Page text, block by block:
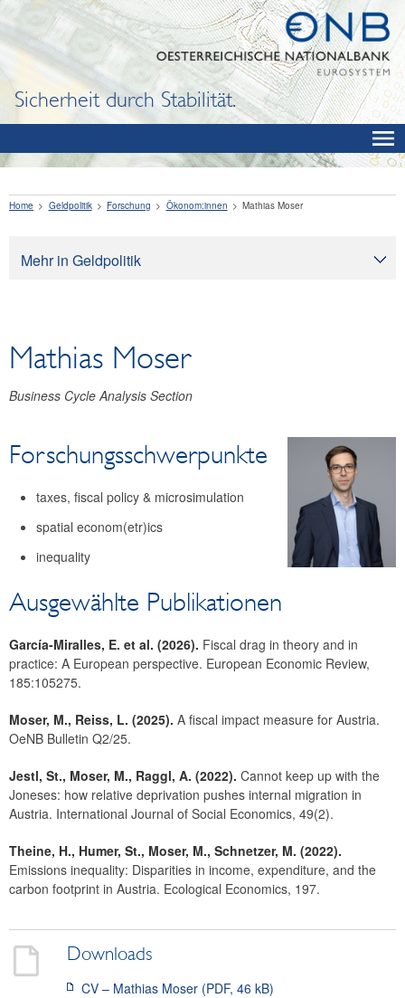
Sicherheit durch Stabilität.
Mehr in Geldpolitik
Wirkung der Geldpolitik
Konjunktur
Ökonom:innen
Schwerpunkt Zentral-, Ost- und Südosteuropa (CESEE)
Schwerpunkt Globalisierung
Home Geldpolitik Forschung Ökonom:innen Mathias Moser
Mathias Moser
Business Cycle Analysis Section
Forschungsschwerpunkte
taxes, fiscal policy & microsimulation
spatial econom(etr)ics
inequality
Ausgewählte Publikationen
García-Miralles, E. et al. (2026). Fiscal drag in theory and in
practice: A European perspective. European Economic Review,
185:105275.
Moser, M., Reiss, L. (2025). A fiscal impact measure for Austria.
OeNB Bulletin Q2/25.
Jestl, St., Moser, M., Raggl, A. (2022). Cannot keep up with the
Joneses: how relative deprivation pushes internal migration in
Austria. International Journal of Social Economics, 49(2).
Theine, H., Humer, St., Moser, M., Schnetzer, M. (2022).
Emissions inequality: Disparities in income, expenditure, and the
carbon footprint in Austria. Ecological Economics, 197.
Downloads
CV – Mathias Moser (PDF, 46 kB)